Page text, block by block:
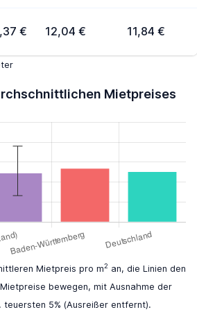
€ 12,04 € 11,84 €
Mietpreises
Mietpreis pro m2 an, die Linien den
bewegen, mit Ausnahme der
teuersten 5% (Ausreißer entfernt).